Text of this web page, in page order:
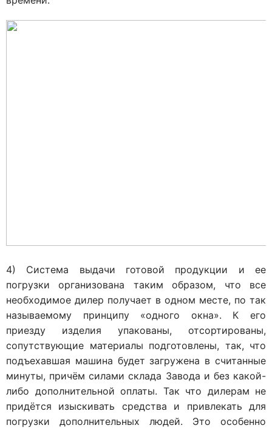
4) Система выдачи готовой продукции и ее
погрузки организована таким образом, что все
необходимое дилер получает в одном месте, по так
называемому принципу «одного окна». К его
приезду изделия упакованы, отсортированы,
сопутствующие материалы подготовлены, так, что
подъехавшая машина будет загружена в считанные
минуты, причём силами склада Завода и без какой-
либо дополнительной оплаты. Так что дилерам не
придётся изыскивать средства и привлекать для
погрузки дополнительных людей. Это особенно